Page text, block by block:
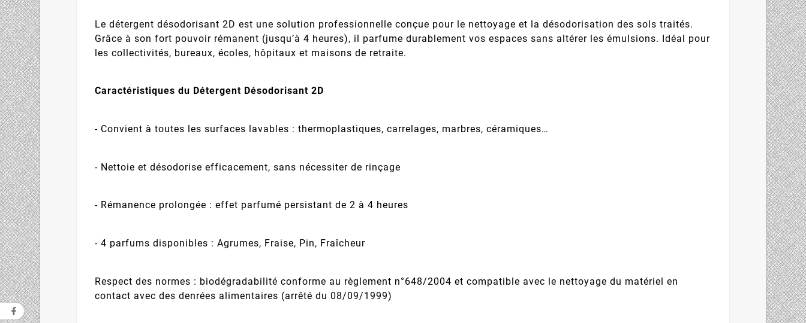
Le détergent désodorisant 2D est une solution professionnelle conçue pour le nettoyage et la désodorisation des sols traités.
Grâce à son fort pouvoir rémanent (jusqu’à 4 heures), il parfume durablement vos espaces sans altérer les émulsions. Idéal pour
les collectivités, bureaux, écoles, hôpitaux et maisons de retraite.
Caractéristiques du Détergent Désodorisant 2D
- Convient à toutes les surfaces lavables : thermoplastiques, carrelages, marbres, céramiques…
- Nettoie et désodorise efficacement, sans nécessiter de rinçage
- Rémanence prolongée : effet parfumé persistant de 2 à 4 heures
- 4 parfums disponibles : Agrumes, Fraise, Pin, Fraîcheur
Respect des normes : biodégradabilité conforme au règlement n°648/2004 et compatible avec le nettoyage du matériel en
contact avec des denrées alimentaires (arrêté du 08/09/1999)